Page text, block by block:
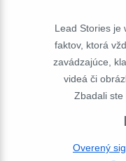
Lead Stories je
faktov, ktorá
zavádzajúce,
videá či
Zbadali ste
Overený